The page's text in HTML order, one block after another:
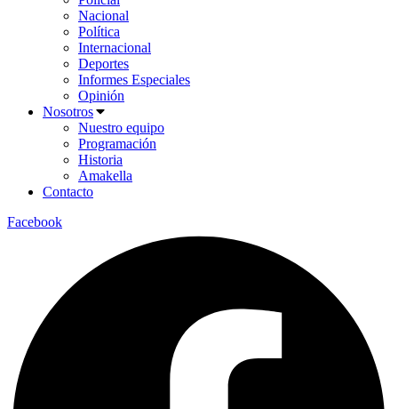
Nacional
Política
Internacional
Deportes
Informes Especiales
Opinión
Nosotros
Nuestro equipo
Programación
Historia
Amakella
Contacto
Facebook